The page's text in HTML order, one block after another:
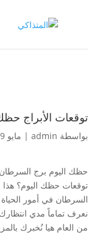
توقعات الأبراج
بواسطة admin
| مايو 9, 2022
حظك اليوم برج
توقعات حظك اليوم؟ هذا
السرطان في أمور
نعرف تماماً مدي انتظارك
من العام هيا نُخبرك